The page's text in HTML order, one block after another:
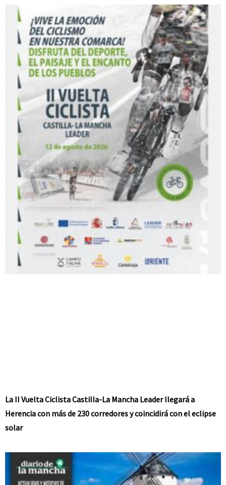
La II Vuelta Ciclista Castilla-La Mancha Leader llegará a
Herencia con más de 230 corredores y coincidirá con el eclipse
solar